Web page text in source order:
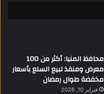
محافظ المنيا: أكثر من 100
معرض ومنفذ لبيع السلع بأسعار
مخفضة طوال رمضان
فبراير 10, 2026